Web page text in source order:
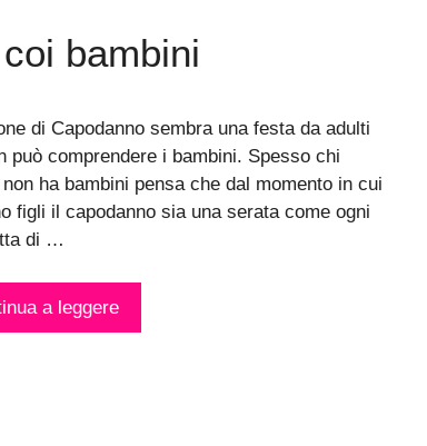
bambini
di Capodanno sembra una festa da adulti
può comprendere i bambini. Spesso chi
ha bambini pensa che dal momento in cui
figli il capodanno sia una serata come ogni
di …
a leggere